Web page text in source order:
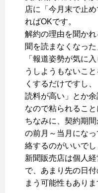
店に「今月末で止
ればOKです。
解約の理由を聞か
聞を読まなくなった
「報道姿勢が気に
うしようもないこ
くするだけですし
読料が高い」とか
なので粘られること
ちなみに、契約期
の前月～当月にな
絡するのがいいでし
新聞販売店は個人
で、あまり先の日
まう可能性もありま